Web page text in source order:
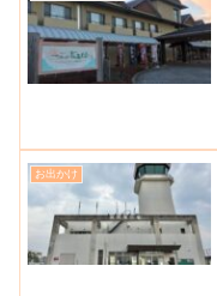
お出かけ